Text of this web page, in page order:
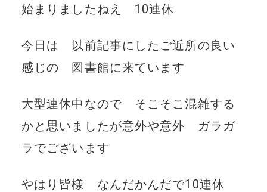
始まりましたねえ 10連休
今日は 以前記事にしたご近所の良い
感じの 図書館に来ています
大型連休中なので そこそこ混雑する
かと思いましたが意外や意外 ガラガ
ラでございます
やはり皆様 なんだかんだで10連休